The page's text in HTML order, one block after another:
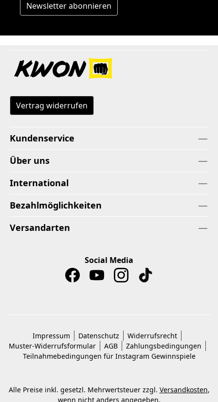
Newsletter abonnieren
Vertrag widerrufen
Kundenservice
Über uns
International
Bezahlmöglichkeiten
Versandarten
Social Media
Impressum Datenschutz
Widerrufsrecht
Muster-Widerrufsformular
AGB
Zahlungsbedingungen
Teilnahmebedingungen für Instagram Gewinnspiele
Alle Preise inkl. gesetzl. Mehrwertsteuer zzgl. Versandkosten,
wenn nicht anders angegeben.